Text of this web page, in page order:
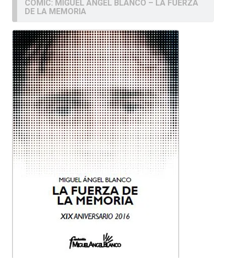
COMIC: MIGUEL ÁNGEL BLANCO – LA FUERZA
DE LA MEMORIA